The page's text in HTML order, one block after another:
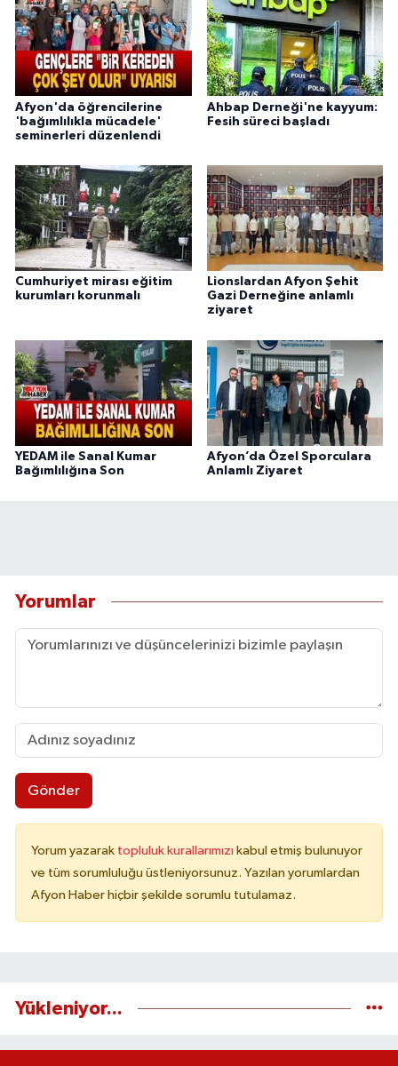
Afyon'da öğrencilerine
'bağımlılıkla mücadele'
seminerleri düzenlendi
Ahbap Derneği'ne kayyum:
Fesih süreci başladı
Cumhuriyet mirası eğitim
kurumları korunmalı
Lionslardan Afyon Şehit
Gazi Derneğine anlamlı
ziyaret
YEDAM ile Sanal Kumar
Bağımlılığına Son
Afyon’da Özel Sporculara
Anlamlı Ziyaret
Yorumlar
Gönder
Yorum yazarak topluluk kurallarımızı kabul etmiş bulunuyor
ve tüm sorumluluğu üstleniyorsunuz. Yazılan yorumlardan
Afyon Haber hiçbir şekilde sorumlu tutulamaz.
Yükleniyor...